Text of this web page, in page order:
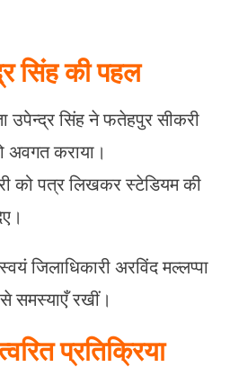
सिंह की पहल
उपेन्द्र सिंह ने फतेहपुर सीकरी
अवगत कराया।
को पत्र लिखकर स्टेडियम की
जिलाधिकारी अरविंद मल्लप्पा
समस्याएँ रखीं।
प्रतिक्रिया